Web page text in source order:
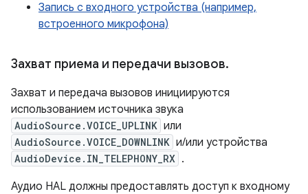
Запись с входного устройства (например,
встроенного микрофона)
Захват приема и передачи вызовов.
Захват и передача вызовов инициируются
использованием источника звука
AudioSource.VOICE_UPLINK или
AudioSource.VOICE_DOWNLINK и/или устройства
AudioDevice.IN_TELEPHONY_RX .
Аудио HAL должны предоставлять доступ к входному